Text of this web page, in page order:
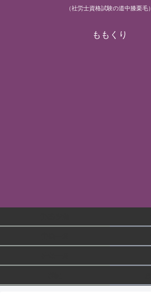
（社労士資格試験の道中膝栗毛）
ももくり